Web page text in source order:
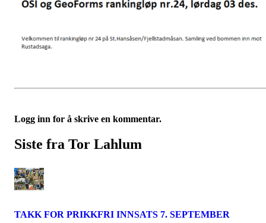
Logg inn for å skrive en kommentar.
Siste fra Tor Lahlum
TAKK FOR PRIKKFRI INNSATS 7. SEPTEMBER